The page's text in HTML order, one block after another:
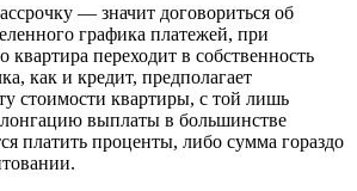
— значит договориться об
графика платежей, при
квартира переходит в собственность
как и кредит, предполагает
стоимости квартиры, с той лишь
выплаты в большинстве
платить проценты, либо сумма гораздо